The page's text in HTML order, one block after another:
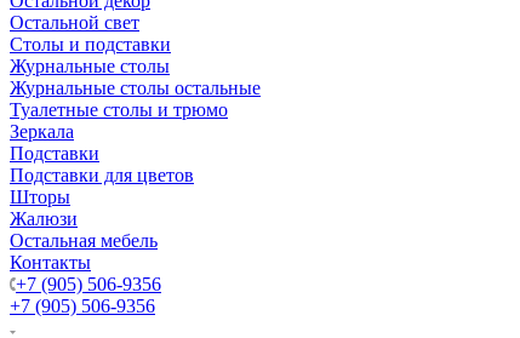
Остальной свет
Столы и подставки
Журнальные столы
Журнальные столы остальные
Туалетные столы и трюмо
Зеркала
Подставки
Подставки для цветов
Шторы
Жалюзи
Остальная мебель
Контакты
+7 (905) 506-9356
+7 (905) 506-9356